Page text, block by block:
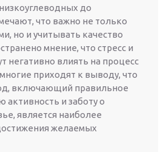
до
что важно не только
но и учитывать качество
мнение, что стресс и
негативно влиять на процесс
приходят к выводу, что
включающий правильное
активность и заботу о
является наиболее
желаемых